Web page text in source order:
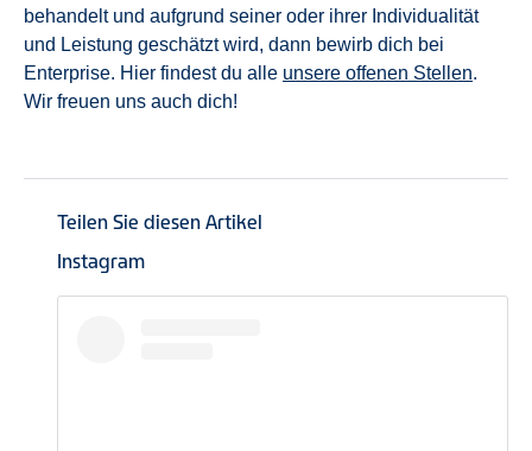
behandelt und aufgrund seiner oder ihrer Individualität
und Leistung geschätzt wird, dann bewirb dich bei
Enterprise. Hier findest du alle unsere offenen Stellen.
Wir freuen uns auch dich!
Teilen Sie diesen Artikel
Instagram